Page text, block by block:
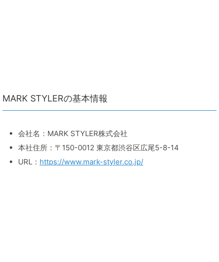
MARK STYLERの基本情報
会社名：MARK STYLER株式会社
本社住所：〒150-0012 東京都渋谷区広尾5-8-14
URL： https://www.mark-styler.co.jp/